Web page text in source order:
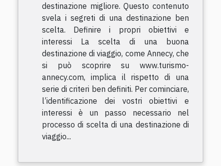
destinazione migliore. Questo contenuto
svela i segreti di una destinazione ben
scelta. Definire i propri obiettivi e
interessi La scelta di una buona
destinazione di viaggio, come Annecy, che
si può scoprire su www.turismo-
annecy.com, implica il rispetto di una
serie di criteri ben definiti. Per cominciare,
l’identificazione dei vostri obiettivi e
interessi è un passo necessario nel
processo di scelta di una destinazione di
viaggio...